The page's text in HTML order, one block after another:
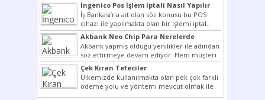
İngenico Pos İşlem İptali Nasıl Yapılır
İş Bankası’na ait olan söz konusu bu POS
cihazı ile yapılmakta olan bir işlemi iptal...
Akbank Neo Chip Para Nerelerde
Kullanılır?
Akbank yapmış olduğu yenilikler ile adından
söz ettirmeye devam ediyor. Hem müşteri
potansiyelini arttırmak hem...
Çek Kıran Tefeciler
Ülkemizde kullanılmakta olan pek çok farklı
ödeme yolu ve yöntemi mevcut olmak ile
beraber bunlar...